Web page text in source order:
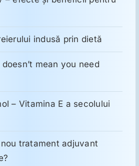
indusă prin dietă
mean you need
– Vitamina E a secolului
tratament adjuvant